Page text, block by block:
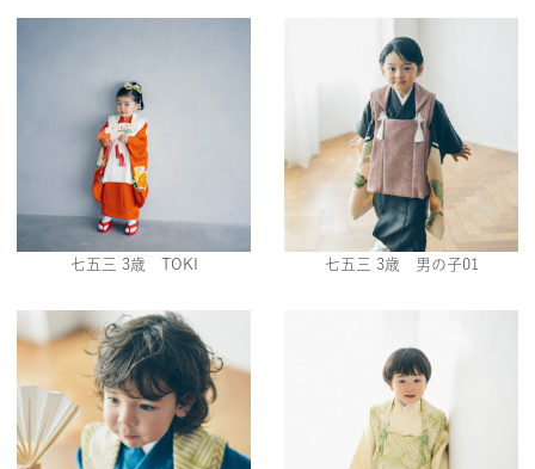
七五三 3歳 TOKI 七五三 3歳 男の子01